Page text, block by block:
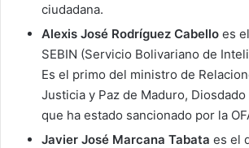
ciudadana.
Alexis José Rodríguez Cabello es
SEBIN (Servicio Bolivariano de
Es el primo del ministro de
Justicia y Paz de Maduro,
que ha estado sancionado por la
Javier José Marcana Tabata es el